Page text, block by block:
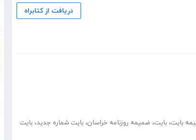
دریافت از کتابراه
بایت، بایت، ضمیمه روزنامه خراسان، بایت شماره جدید، بایت